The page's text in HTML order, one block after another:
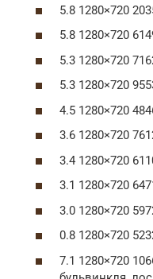
5.8 1280×720
5.8 1280×720
5.3 1280×720
5.3 1280×720
4.5 1280×720
3.6 1280×720
3.4 1280×720
3.1 1280×720
3.0 1280×720
0.8 1280×720
7.1 1280×720